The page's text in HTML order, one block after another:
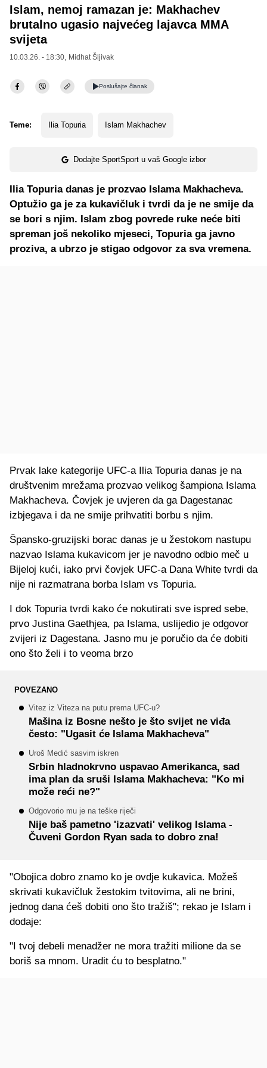
Islam, nemoj ramazan je: Makhachev
brutalno ugasio najvećeg lajavca MMA
svijeta
10.03.26. - 18:30, Midhat Šljivak
Poslušajte članak
Teme: Ilia Topuria Islam Makhachev
Dodajte SportSport u vaš Google izbor
Ilia Topuria danas je prozvao Islama Makhacheva.
Optužio ga je za kukavičluk i tvrdi da je ne smije da
se bori s njim. Islam zbog povrede ruke neće biti
spreman još nekoliko mjeseci, Topuria ga javno
proziva, a ubrzo je stigao odgovor za sva vremena.
Prvak lake kategorije UFC-a Ilia Topuria danas je na
društvenim mrežama prozvao velikog šampiona Islama
Makhacheva. Čovjek je uvjeren da ga Dagestanac
izbjegava i da ne smije prihvatiti borbu s njim.
Špansko-gruzijski borac danas je u žestokom nastupu
nazvao Islama kukavicom jer je navodno odbio meč u
Bijeloj kući, iako prvi čovjek UFC-a Dana White tvrdi da
nije ni razmatrana borba Islam vs Topuria.
I dok Topuria tvrdi kako će nokutirati sve ispred sebe,
prvo Justina Gaethjea, pa Islama, uslijedio je odgovor
zvijeri iz Dagestana. Jasno mu je poručio da će dobiti
ono što želi i to veoma brzo
POVEZANO
Vitez iz Viteza na putu prema UFC-u?
Mašina iz Bosne nešto je što svijet ne viđa
često: "Ugasit će Islama Makhacheva"
Uroš Medić sasvim iskren
Srbin hladnokrvno uspavao Amerikanca, sad
ima plan da sruši Islama Makhacheva: "Ko mi
može reći ne?"
Odgovorio mu je na teške riječi
Nije baš pametno 'izazvati' velikog Islama -
Čuveni Gordon Ryan sada to dobro zna!
"Obojica dobro znamo ko je ovdje kukavica. Možeš
skrivati kukavičluk žestokim tvitovima, ali ne brini,
jednog dana ćeš dobiti ono što tražiš"; rekao je Islam i
dodaje:
"I tvoj debeli menadžer ne mora tražiti milione da se
boriš sa mnom. Uradit ću to besplatno."